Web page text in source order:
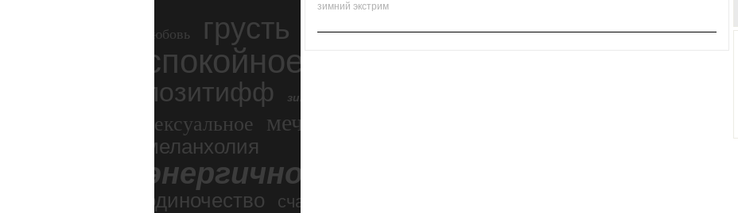
любовь грусть
спокойное
позитифф зимний экстрим
сексуальное мечтательное
меланхолия
энергичное
одиночество счастье
зимний экстрим